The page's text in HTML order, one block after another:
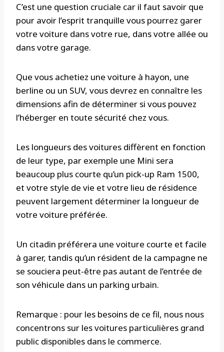
C’est une question cruciale car il faut savoir que
pour avoir l’esprit tranquille vous pourrez garer
votre voiture dans votre rue, dans votre allée ou
dans votre garage.
Que vous achetiez une voiture à hayon, une
berline ou un SUV, vous devrez en connaître les
dimensions afin de déterminer si vous pouvez
l’héberger en toute sécurité chez vous.
Les longueurs des voitures diffèrent en fonction
de leur type, par exemple une Mini sera
beaucoup plus courte qu’un pick-up Ram 1500,
et votre style de vie et votre lieu de résidence
peuvent largement déterminer la longueur de
votre voiture préférée.
Un citadin préférera une voiture courte et facile
à garer, tandis qu’un résident de la campagne ne
se souciera peut-être pas autant de l’entrée de
son véhicule dans un parking urbain.
Remarque : pour les besoins de ce fil, nous nous
concentrons sur les voitures particulières grand
public disponibles dans le commerce.